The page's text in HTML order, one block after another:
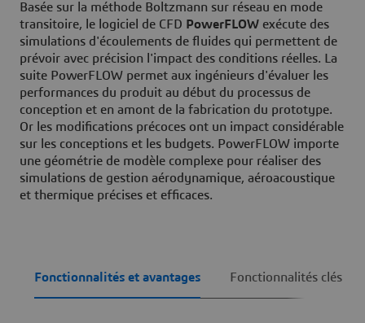
Basée sur la méthode Boltzmann sur réseau en mode
transitoire, le logiciel de CFD PowerFLOW exécute des
simulations d'écoulements de fluides qui permettent de
prévoir avec précision l'impact des conditions réelles. La
suite PowerFLOW permet aux ingénieurs d'évaluer les
performances du produit au début du processus de
conception et en amont de la fabrication du prototype.
Or les modifications précoces ont un impact considérable
sur les conceptions et les budgets. PowerFLOW importe
une géométrie de modèle complexe pour réaliser des
simulations de gestion aérodynamique, aéroacoustique
et thermique précises et efficaces.
Fonctionnalités et avantages Fonctionnalités clés